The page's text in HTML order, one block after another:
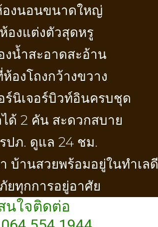
องนอนขนาดใหญ่
องแต่งตัวสุดหรู
งน้ำสะอาดสะอ้าน
องโถงกว้างขวาง
ร์นิเจอร์บิวท์อินครบชุด
ด้ 2 คัน สะดวกสบาย
ปภ. ดูแล 24 ชม.
บ้านสวยพร้อมอยู่ในทำเลดี
ยทุกการอยู่อาศัย
นใจติดต่อ